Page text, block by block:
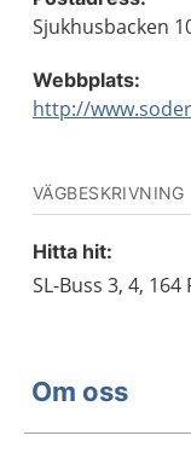
Sjukhusbacken
Webbplats:
http://
VÄGBESKRIVNING
Hitta hit:
SL-Buss 3, 4,
Om oss